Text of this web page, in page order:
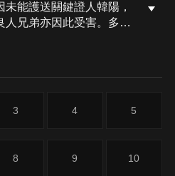
能護送關鍵證人韓陽，
人兄弟亦因此受害。多年
凡生活。然而一場與麟鬼
。
3 4 5
8 9 10